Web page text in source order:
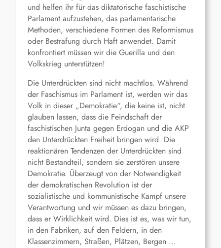
und helfen ihr für das diktatorische faschistische
Parlament aufzustehen, das parlamentarische
Methoden, verschiedene Formen des Reformismus
oder Bestrafung durch Haft anwendet. Damit
konfrontiert müssen wir die Guerilla und den
Volkskrieg unterstützen!
Die Unterdrückten sind nicht machtlos. Während
der Faschismus im Parlament ist, werden wir das
Volk in dieser „Demokratie“, die keine ist, nicht
glauben lassen, dass die Feindschaft der
faschistischen Junta gegen Erdogan und die AKP
den Unterdrückten Freiheit bringen wird. Die
reaktionären Tendenzen der Unterdrückten sind
nicht Bestandteil, sondern sie zerstören unsere
Demokratie. Überzeugt von der Notwendigkeit
der demokratischen Revolution ist der
sozialistische und kommunistische Kampf unsere
Verantwortung und wir müssen es dazu bringen,
dass er Wirklichkeit wird. Dies ist es, was wir tun,
in den Fabriken, auf den Feldern, in den
Klassenzimmern, Straßen, Plätzen, Bergen …